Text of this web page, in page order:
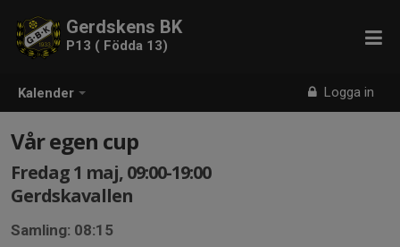
Kalender Logga in
Gerdskens BK
P13 ( Födda 13)
Vår egen cup
Fredag 1 maj, 09:00-19:00
Gerdskavallen
Samling: 08:15